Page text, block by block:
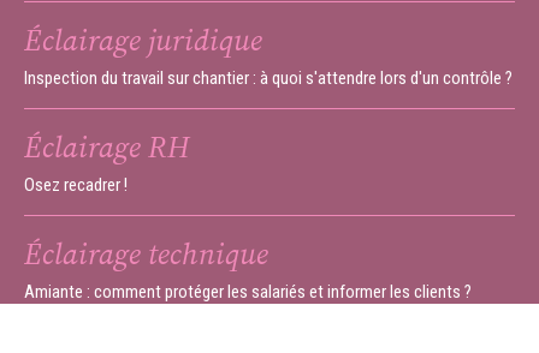
Éclairage juridique
Inspection du travail sur chantier : à quoi s'attendre lors d'un contrôle ?
Éclairage RH
Osez recadrer !
Éclairage technique
Amiante : comment protéger les salariés et informer les clients ?